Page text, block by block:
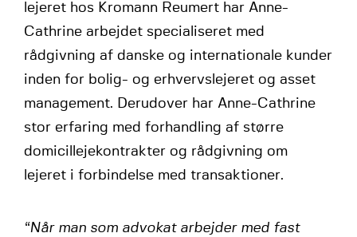
lejeret hos Kromann Reumert har Anne-
Cathrine arbejdet specialiseret med
rådgivning af danske og internationale kunder
inden for bolig- og erhvervslejeret og asset
management. Derudover har Anne-Cathrine
stor erfaring med forhandling af større
domicillejekontrakter og rådgivning om
lejeret i forbindelse med transaktioner.
“Når man som advokat arbejder med fast